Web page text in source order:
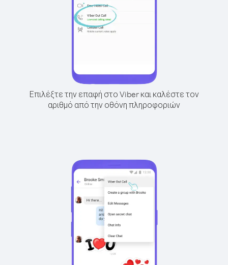
Επιλέξτε την επαφή στο Viber και καλέστε τον
αριθμό από την οθόνη πληροφοριών